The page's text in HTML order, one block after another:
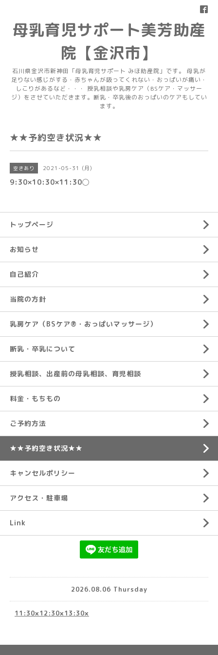
母乳育児サポート美芳助産
院【金沢市】
石川県金沢市新神田「母乳育児サポート みほ助産院」です。 母乳が
足りない感じがする・赤ちゃんが吸ってくれない・おっぱいが痛い・
しこりがあるなど・・・ 授乳相談や乳房ケア（BSケア・マッサー
ジ）をさせていただきます。断乳・卒乳後のおっぱいのケアもしてい
ます。
★★予約空き状況★★
空きあり 2021-05-31 (月)
9:30×10:30×11:30◯
トップページ
お知らせ
自己紹介
当院の方針
乳房ケア（BSケア®︎・おっぱいマッサージ）
断乳・卒乳について
授乳相談、出産前の母乳相談、育児相談
料金・もちもの
ご予約方法
★★予約空き状況★★
キャンセルポリシー
アクセス・駐車場
Link
2026.08.06 Thursday
11:30×12:30×13:30×